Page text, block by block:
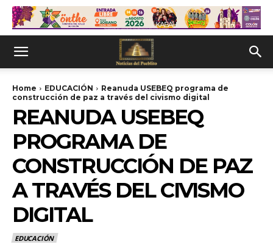
Home EDUCACIÓN
Reanuda USEBEQ programa de
construcción de paz a través del civismo digital
REANUDA USEBEQ
PROGRAMA DE
CONSTRUCCIÓN DE PAZ
A TRAVÉS DEL CIVISMO
DIGITAL
EDUCACIÓN